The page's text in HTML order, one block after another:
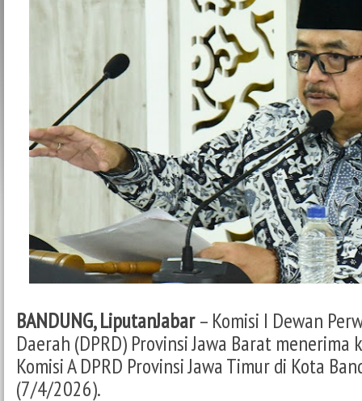
BANDUNG, LiputanJabar– Komisi I Dewan
Daerah (DPRD) Provinsi Jawa Barat
Komisi A DPRD Provinsi Jawa Timur di Kota
(7/4/2026).